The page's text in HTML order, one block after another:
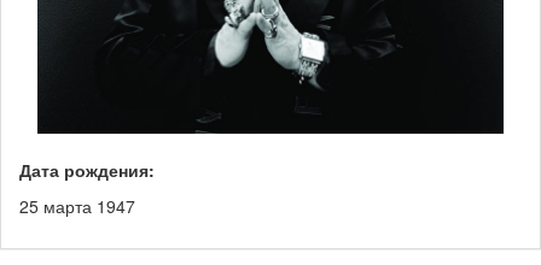
Дата рождения:
25 марта 1947